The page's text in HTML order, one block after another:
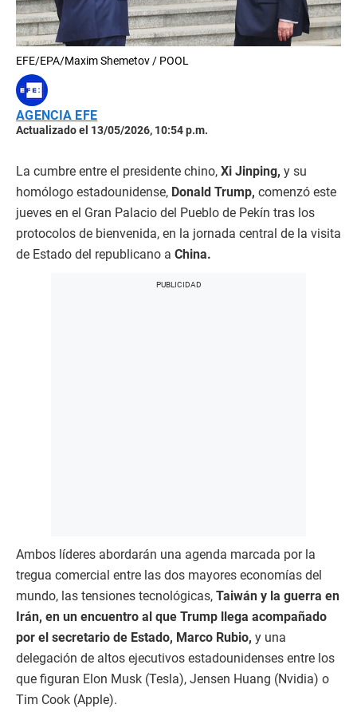
EFE/EPA/Maxim Shemetov / POOL
AGENCIA EFE
Actualizado el 13/05/2026, 10:54 p.m.
La cumbre entre el presidente chino, Xi Jinping, y su
homólogo estadounidense, Donald Trump, comenzó este
jueves en el Gran Palacio del Pueblo de Pekín tras los
protocolos de bienvenida, en la jornada central de la visita
de Estado del republicano a China.
Ambos líderes abordarán una agenda marcada por la
tregua comercial entre las dos mayores economías del
mundo, las tensiones tecnológicas, Taiwán y la guerra en
Irán, en un encuentro al que Trump llega acompañado
por el secretario de Estado, Marco Rubio, y una
delegación de altos ejecutivos estadounidenses entre los
que figuran Elon Musk (Tesla), Jensen Huang (Nvidia) o
Tim Cook (Apple).